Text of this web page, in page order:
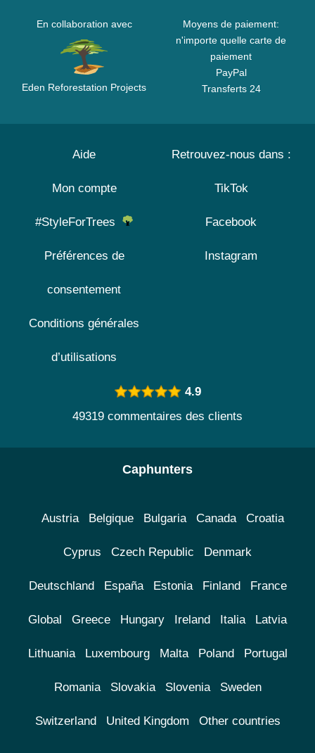
En collaboration avec
Eden Reforestation Projects
Moyens de paiement:
n'importe quelle carte de
paiement
PayPal
Transferts 24
Aide
Mon compte
#StyleForTrees
Préférences de
consentement
Conditions générales
d’utilisations
Retrouvez-nous dans :
TikTok
Facebook
Instagram
4.9
49319 commentaires des clients
Caphunters
Austria Belgique Bulgaria Canada Croatia
Cyprus Czech Republic Denmark
Deutschland España Estonia Finland France
Global Greece Hungary Ireland Italia Latvia
Lithuania Luxembourg Malta Poland Portugal
Romania Slovakia Slovenia Sweden
Switzerland United Kingdom Other countries